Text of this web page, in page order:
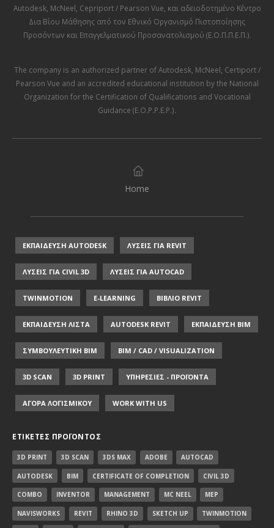
Autodesk, McNeel Cepriport / Pearson Vue , και αδειοδοτημένο Κέντρο
Δια Βίου Μάθησης από τον Εθνικό Οργανισμό Πιστοποίησης
Προσόντων και Επαγγελματικού Προσανατολισμού (Ε.Ο.Π.Π.Ε.Π.).
The company is an authorized partner ofAutodesk, McNeel Certiport /
Pearson Vue and an accredited educational institution by the National
Organization for the Certification of Qualifications and Vocational
Guidance (E.O.P.P.E.P.).
Home
ΕΚΠΑΙΔΕΥΣΗ AUTODESK ΛΥΣΕΙΣ ΓΙΑ REVIT
ΛΥΣΕΙΣ ΓΙΑ CIVIL 3D ΛΥΣΕΙΣ ΓΙΑ AUTOCAD
TWINMOTION E-LEARNING ΒΙΒΛΙΟ REVIT
ΕΚΠΑΙΔΕΥΣΗ ΛΙΣΤΑ AUTODESK REVIT ΕΚΠΑΙΔΕΥΣΗ ΒΙΜ
ΣΥΜΒΟΥΛΕΥΤΙΚΗ ΒΙΜ BIM / CAD / VISUALIZATION
3D SCAN 3D PRINT ΥΠΗΡΕΣΙΕΣ - ΠΡΟΪΟΝΤΑ
ΑΓΟΡΑ ΛΟΓΙΣΜΙΚΟΥ WORK WITH US
ΕΤΙΚΈΤΕΣ ΠΡΟΪΌΝΤΟΣ
3D PRINT 3D SCAN 3DS MAX ADOBE AUTOCAD
AUTODESK BIM CERTIFICATE OF COMPLETION CIVIL 3D
COMBO INVENTOR MANAGEMENT MC NEEL MEP
NAVISWORKS REVIT RHINO 3D SKETCH UP TWINMOTION